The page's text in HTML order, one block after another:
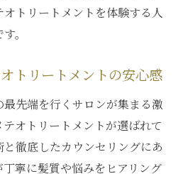
トリートメントを体験する人
。
トリートメントの安心感
先端を行くサロンが集まる激
オトリートメントが選ばれて
徹底したカウンセリングにあ
寧に髪質や悩みをヒアリング